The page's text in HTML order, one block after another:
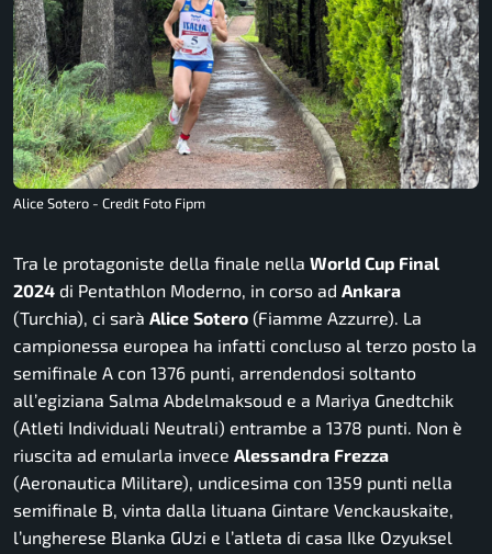
Alice Sotero - Credit Foto Fipm
Tra le protagoniste della finale nella World Cup Final
2024 di Pentathlon Moderno, in corso ad Ankara
(Turchia), ci sarà Alice Sotero (Fiamme Azzurre). La
campionessa europea ha infatti concluso al terzo posto la
semifinale A con 1376 punti, arrendendosi soltanto
all’egiziana Salma Abdelmaksoud e a Mariya Gnedtchik
(Atleti Individuali Neutrali) entrambe a 1378 punti. Non è
riuscita ad emularla invece Alessandra Frezza
(Aeronautica Militare), undicesima con 1359 punti nella
semifinale B, vinta dalla lituana Gintare Venckauskaite,
l’ungherese Blanka GUzi e l’atleta di casa Ilke Ozyuksel